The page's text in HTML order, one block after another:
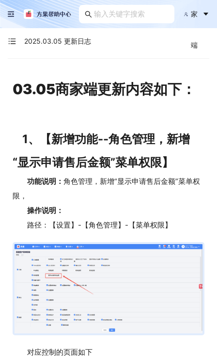
家
端
2025.03.05 更新日志
03.05商家端更新内容如下：
1、【新增功能--角色管理，新增
“显示申请售后金额”菜单权限】
功能说明： 角色管理，新增“显示申请售后金额”菜单权
限，
操作说明：
路径：【设置】-【角色管理】-【菜单权限】
对应控制的页面如下